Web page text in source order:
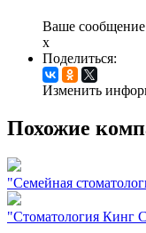
Ваше
x
Поделиться:
Изменить
Похожие
"Семейная
"Стоматология Кинг